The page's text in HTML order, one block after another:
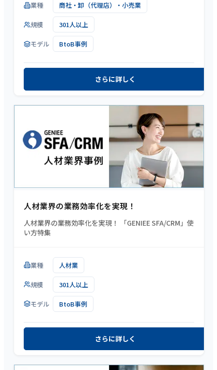
業種 商社・卸（代理店）・小売業
規模 301人以上
モデル BtoB事例
さらに詳しく
人材業界の業務効率化を実現！
人材業界の業務効率化を実現！ 「GENIEE SFA/CRM」使
い方特集
業種 人材業
規模 301人以上
モデル BtoB事例
さらに詳しく